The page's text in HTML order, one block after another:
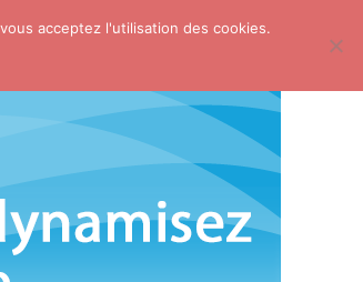
acceptez l'utilisation des cookies.